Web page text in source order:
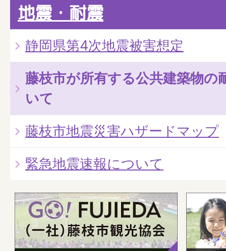
地震・耐震
静岡県第4次地震被害想定
藤枝市が所有する公共建築物の
いて
藤枝市地震災害ハザードマップ
緊急地震速報について